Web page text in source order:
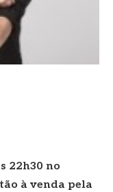
22h30 no
à venda pela